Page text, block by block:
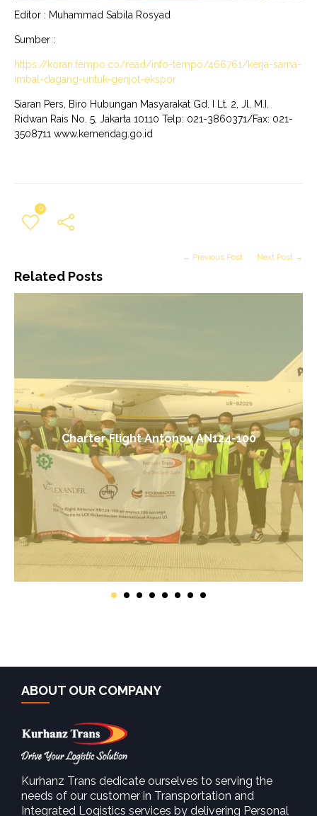
Editor : Muhammad Sabila Rosyad
Sumber :
https://koran.tempo.co/read/info-tempo/466761/kerja-sama-
imbal-dagang-untuk-genjot-ekspor
Siaran Pers, Biro Hubungan Masyarakat Gd. I Lt. 2, Jl. M.I.
Ridwan Rais No. 5, Jakarta 10110 Telp: 021-3860371/Fax: 021-
3508711 www.kemendag.go.id
0
Related Posts
← Previous Post Next Post →
Charter Flight Antonov AN124-100
ABOUT OUR COMPANY
Kurhanz Trans dedicate ourselves to serving the
needs of our customer in Transportation and
Integrated Logistics services by delivering Personal